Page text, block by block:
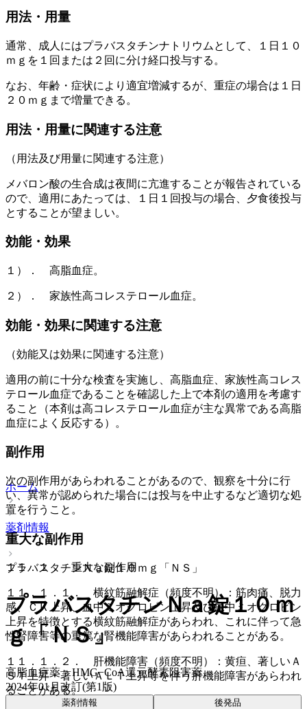
用法・用量
通常、成人にはプラバスタチンナトリウムとして、１日１０
ｍｇを１回または２回に分け経口投与する。
なお、年齢・症状により適宜増減するが、重症の場合は１日
２０ｍｇまで増量できる。
用法・用量に関連する注意
（用法及び用量に関連する注意）
メバロン酸の生合成は夜間に亢進することが報告されている
ので、適用にあたっては、１日１回投与の場合、夕食後投与
とすることが望ましい。
効能・効果
１）． 高脂血症。
２）． 家族性高コレステロール血症。
効能・効果に関連する注意
（効能又は効果に関連する注意）
適用の前に十分な検査を実施し、高脂血症、家族性高コレス
テロール血症であることを確認した上で本剤の適用を考慮す
ること（本剤は高コレステロール血症が主な異常である高脂
血症によく反応する）。
副作用
次の副作用があらわれることがあるので、観察を十分に行
い、異常が認められた場合には投与を中止するなど適切な処
置を行うこと。
重大な副作用
１１．１． 重大な副作用
１１．１．１． 横紋筋融解症（頻度不明）：筋肉痛、脱力
感、ＣＫ上昇、血中ミオグロビン上昇及び尿中ミオグロビン
上昇を特徴とする横紋筋融解症があらわれ、これに伴って急
性腎障害等の重篤な腎機能障害があらわれることがある。
１１．１．２． 肝機能障害（頻度不明）：黄疸、著しいＡ
ＳＴ上昇・著しいＡＬＴ上昇等を伴う肝機能障害があらわれ
ることがある。
ホーム
薬剤情報
プラバスタチンＮａ錠１０ｍｇ「ＮＳ」
プラバスタチンＮａ錠１０ｍ
ｇ「ＮＳ」
高脂血症薬 > HMG−CoA還元酵素阻害薬
2024年01月改訂(第1版)
薬剤情報 後発品